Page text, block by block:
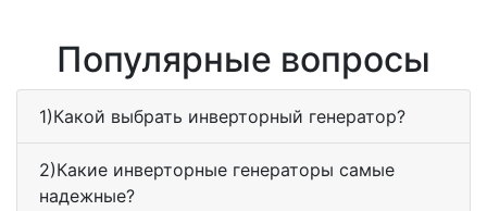
Популярные вопросы
1)Какой выбрать инверторный генератор?
2)Какие инверторные генераторы самые
надежные?